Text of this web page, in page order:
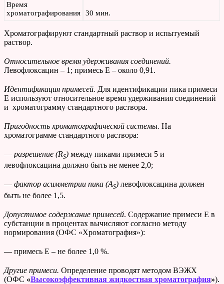
Время
хроматографирования
30 мин.
Хроматографируют стандартный раствор и испытуемый
раствор.
Относительное время удерживания соединений.
Левофлоксацин – 1; примесь Е – около 0,91.
Идентификация примесей. Для идентификации пика примеси
Е используют относительное время удерживания соединений
и хроматограмму стандартного раствора.
Пригодность хроматографической системы. На
хроматограмме стандартного раствора:
— разрешение (RS) между пиками примеси 5 и
левофлоксацина должно быть не менее 2,0;
— фактор асимметрии пика (AS) левофлоксацина должен
быть не более 1,5.
Допустимое содержание примесей. Содержание примеси Е в
субстанции в процентах вычисляют согласно методу
нормирования (ОФС «Хроматография»):
— примесь Е – не более 1,0 %.
Другие примеси. Определение проводят методом ВЭЖХ
(ОФС «Высокоэффективная жидкостная хроматография»).